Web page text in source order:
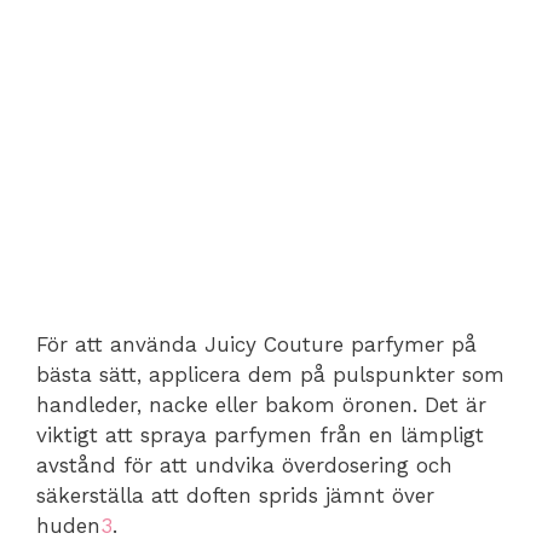
För att använda Juicy Couture parfymer på
bästa sätt, applicera dem på pulspunkter som
handleder, nacke eller bakom öronen. Det är
viktigt att spraya parfymen från en lämpligt
avstånd för att undvika överdosering och
säkerställa att doften sprids jämnt över
huden3.